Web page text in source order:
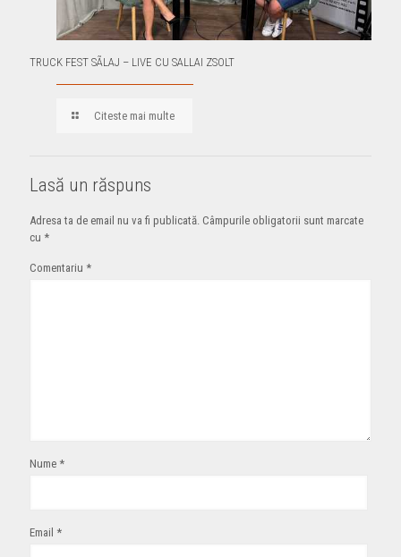
TRUCK FEST SÃLAJ – LIVE CU SALLAI ZSOLT
Citeste mai multe
Lasă un răspuns
Adresa ta de email nu va fi publicată. Câmpurile obligatorii sunt marcate
cu *
Comentariu *
Nume *
Email *